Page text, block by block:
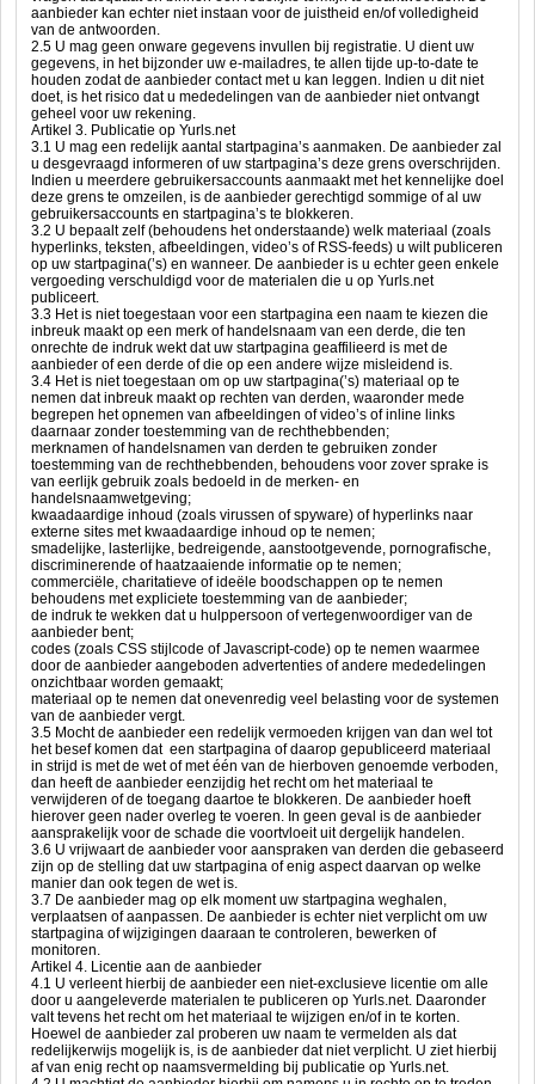
aanbieder kan echter niet instaan voor de juistheid en/of volledigheid
van de antwoorden.
2.5 U mag geen onware gegevens invullen bij registratie. U dient uw
gegevens, in het bijzonder uw e-mailadres, te allen tijde up-to-date te
houden zodat de aanbieder contact met u kan leggen. Indien u dit niet
doet, is het risico dat u mededelingen van de aanbieder niet ontvangt
geheel voor uw rekening.
Artikel 3. Publicatie op Yurls.net
3.1 U mag een redelijk aantal startpagina’s aanmaken. De aanbieder zal
u desgevraagd informeren of uw startpagina’s deze grens overschrijden.
Indien u meerdere gebruikersaccounts aanmaakt met het kennelijke doel
deze grens te omzeilen, is de aanbieder gerechtigd sommige of al uw
gebruikersaccounts en startpagina’s te blokkeren.
3.2 U bepaalt zelf (behoudens het onderstaande) welk materiaal (zoals
hyperlinks, teksten, afbeeldingen, video’s of RSS-feeds) u wilt publiceren
op uw startpagina(’s) en wanneer. De aanbieder is u echter geen enkele
vergoeding verschuldigd voor de materialen die u op Yurls.net
publiceert.
3.3 Het is niet toegestaan voor een startpagina een naam te kiezen die
inbreuk maakt op een merk of handelsnaam van een derde, die ten
onrechte de indruk wekt dat uw startpagina geaffilieerd is met de
aanbieder of een derde of die op een andere wijze misleidend is.
3.4 Het is niet toegestaan om op uw startpagina(’s) materiaal op te
nemen dat inbreuk maakt op rechten van derden, waaronder mede
begrepen het opnemen van afbeeldingen of video’s of inline links
daarnaar zonder toestemming van de rechthebbenden;
merknamen of handelsnamen van derden te gebruiken zonder
toestemming van de rechthebbenden, behoudens voor zover sprake is
van eerlijk gebruik zoals bedoeld in de merken- en
handelsnaamwetgeving;
kwaadaardige inhoud (zoals virussen of spyware) of hyperlinks naar
externe sites met kwaadaardige inhoud op te nemen;
smadelijke, lasterlijke, bedreigende, aanstootgevende, pornografische,
discriminerende of haatzaaiende informatie op te nemen;
commerciële, charitatieve of ideële boodschappen op te nemen
behoudens met expliciete toestemming van de aanbieder;
de indruk te wekken dat u hulppersoon of vertegenwoordiger van de
aanbieder bent;
codes (zoals CSS stijlcode of Javascript-code) op te nemen waarmee
door de aanbieder aangeboden advertenties of andere mededelingen
onzichtbaar worden gemaakt;
materiaal op te nemen dat onevenredig veel belasting voor de systemen
van de aanbieder vergt.
3.5 Mocht de aanbieder een redelijk vermoeden krijgen van dan wel tot
het besef komen dat een startpagina of daarop gepubliceerd materiaal
in strijd is met de wet of met één van de hierboven genoemde verboden,
dan heeft de aanbieder eenzijdig het recht om het materiaal te
verwijderen of de toegang daartoe te blokkeren. De aanbieder hoeft
hierover geen nader overleg te voeren. In geen geval is de aanbieder
aansprakelijk voor de schade die voortvloeit uit dergelijk handelen.
3.6 U vrijwaart de aanbieder voor aanspraken van derden die gebaseerd
zijn op de stelling dat uw startpagina of enig aspect daarvan op welke
manier dan ook tegen de wet is.
3.7 De aanbieder mag op elk moment uw startpagina weghalen,
verplaatsen of aanpassen. De aanbieder is echter niet verplicht om uw
startpagina of wijzigingen daaraan te controleren, bewerken of
monitoren.
Artikel 4. Licentie aan de aanbieder
4.1 U verleent hierbij de aanbieder een niet-exclusieve licentie om alle
door u aangeleverde materialen te publiceren op Yurls.net. Daaronder
valt tevens het recht om het materiaal te wijzigen en/of in te korten.
Hoewel de aanbieder zal proberen uw naam te vermelden als dat
redelijkerwijs mogelijk is, is de aanbieder dat niet verplicht. U ziet hierbij
af van enig recht op naamsvermelding bij publicatie op Yurls.net.